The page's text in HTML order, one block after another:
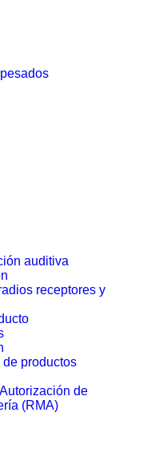
auditiva
receptores y
de productos
de
(RMA)